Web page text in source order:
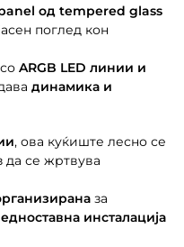
од tempered glass
поглед кон
ARGB LED линии и
динамика и
, ова куќиште лесно се
да се жртвува
за
едноставна инсталација